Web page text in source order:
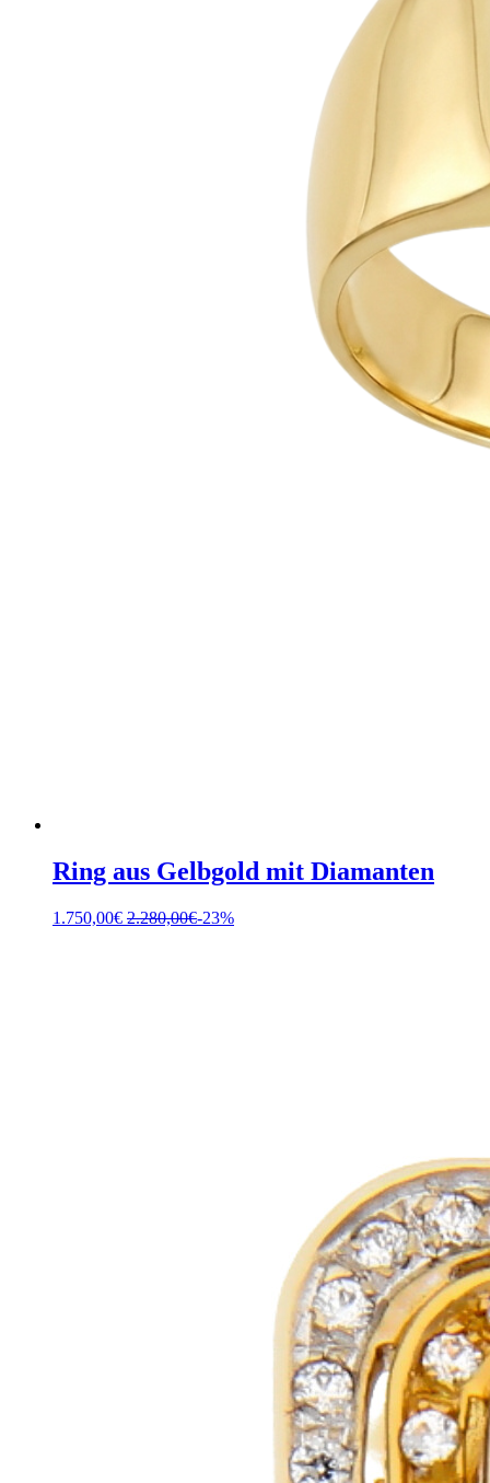
Ring aus Gelbgold mit Diamanten
1.750,00€ 2.280,00€-23%